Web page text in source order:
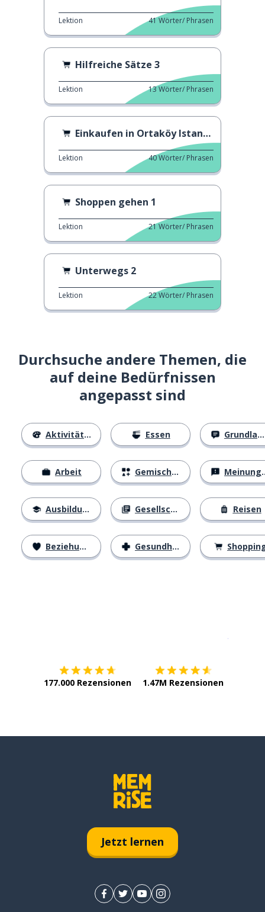
Lektion 41Wörter/ Phrasen
Hilfreiche Sätze 3
Lektion 13Wörter/ Phrasen
Einkaufen in Ortaköy Istanbul
Lektion 40Wörter/ Phrasen
Shoppen gehen 1
Lektion 21Wörter/ Phrasen
Unterwegs 2
Lektion 22Wörter/ Phrasen
Durchsuche andere Themen, die
auf deine Bedürfnissen
angepasst sind
Aktivitäten
Arbeit
Ausbildung
Beziehungen
Essen
Gemischtes
Gesellschaft
Gesundheit
Grundlagen
Meinungen
Reisen
177.000 Rezensionen 1.47M Rezensionen
Jetzt lernen